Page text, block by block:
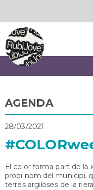
contingut
AGENDA
28/03/2021
El color forma part de
propi nom del municipi,
terres argiloses de la